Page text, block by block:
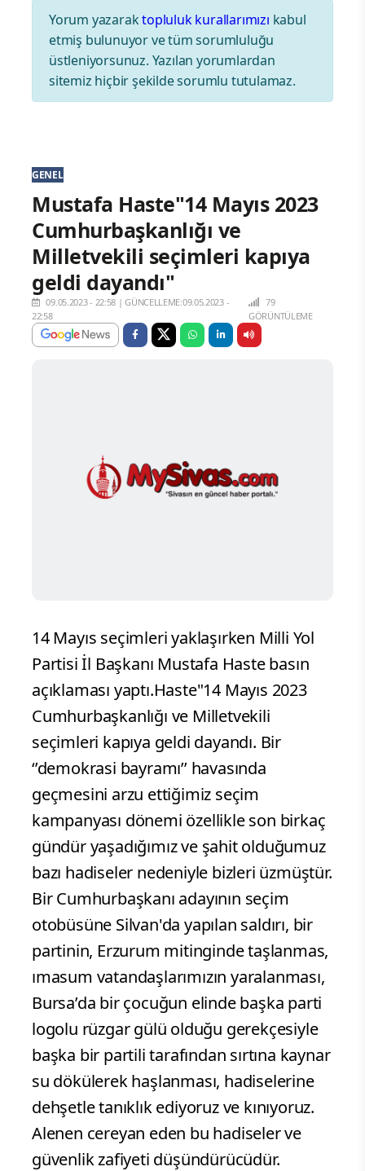
Yorum yazaraktopluluk kurallarımızı kabul
etmiş bulunuyor ve tüm sorumluluğu
üstleniyorsunuz. Yazılan yorumlardan
sitemiz hiçbir şekilde sorumlu tutulamaz.
GENEL
Mustafa Haste"14 Mayıs 2023
Cumhurbaşkanlığı ve
Milletvekili seçimleri kapıya
geldi dayandı"
09.05.2023 - 22:58 |GÜNCELLEME:09.05.2023 -
22:58
79
GÖRÜNTÜLEME
14 Mayıs seçimleri yaklaşırken Milli Yol
Partisi İl Başkanı Mustafa Haste basın
açıklaması yaptı.Haste"14 Mayıs 2023
Cumhurbaşkanlığı ve Milletvekili
seçimleri kapıya geldi dayandı. Bir
‘’demokrasi bayramı’’ havasında
geçmesini arzu ettiğimiz seçim
kampanyası dönemi özellikle son birkaç
gündür yaşadığımız ve şahit olduğumuz
bazı hadiseler nedeniyle bizleri üzmüştür.
Bir Cumhurbaşkanı adayının seçim
otobüsüne Silvan'da yapılan saldırı, bir
partinin, Erzurum mitinginde taşlanmas,
ımasum vatandaşlarımızın yaralanması,
Bursa’da bir çocuğun elinde başka parti
logolu rüzgar gülü olduğu gerekçesiyle
başka bir partili tarafından sırtına kaynar
su dökülerek haşlanması, hadiselerine
dehşetle tanıklık ediyoruz ve kınıyoruz.
Alenen cereyan eden bu hadiseler ve
güvenlik zafiyeti düşündürücüdür.